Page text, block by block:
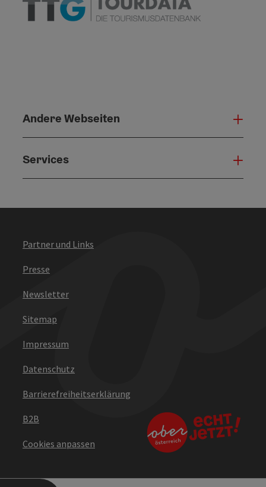
Andere Webseiten
Services
Partner und Links
Presse
Newsletter
Sitemap
Impressum
Datenschutz
Barrierefreiheitserklärung
B2B
Cookies anpassen